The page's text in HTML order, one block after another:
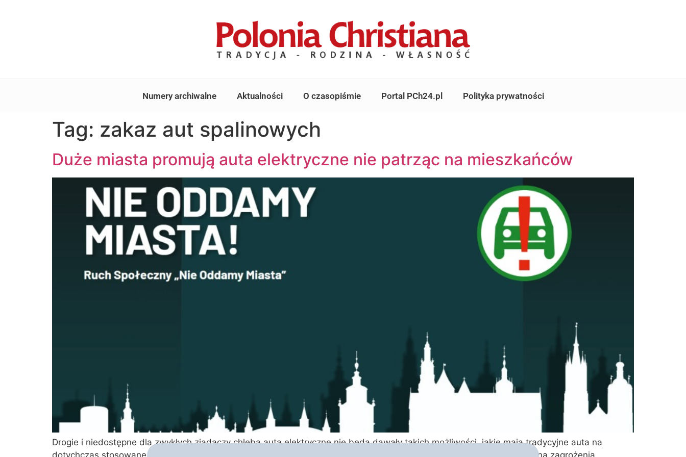
Numery archiwalne Aktualności O czasopiśmie Portal PCh24.pl Polityka prywatności
Tag: zakaz aut spalinowych
Duże miasta promują auta elektryczne nie patrząc na mieszkańców
Drogie i niedostępne dla zwykłych zjadaczy chleba auta elektryczne nie będą dawały takich możliwości, jakie mają tradycyjne auta na